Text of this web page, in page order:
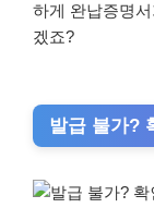
하게 완납증명
겠죠?
발급 불가?